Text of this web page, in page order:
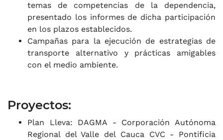
temas de competencias de la dependencia,
presentado los informes de dicha participación
en los plazos establecidos.
Campañas para la ejecución de estrategias de
transporte alternativo y prácticas amigables
con el medio ambiente.
Proyectos:
Plan Lleva: DAGMA - Corporación Autónoma
Regional del Valle del Cauca CVC - Pontificia